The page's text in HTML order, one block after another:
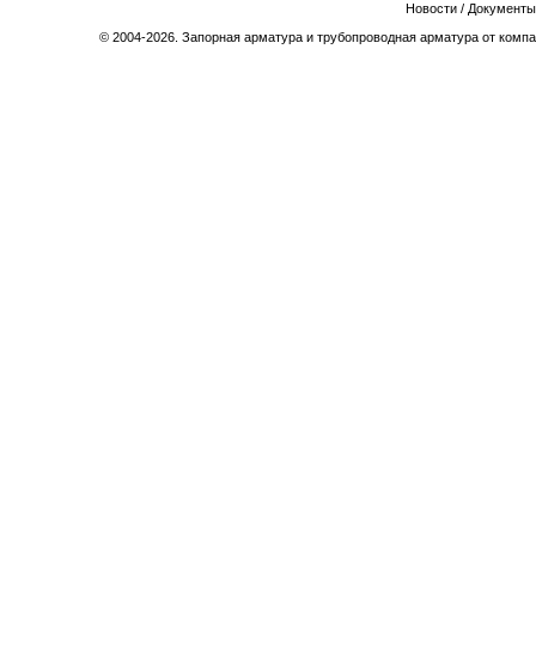
Новости / Документы
© 2004-2026. Запорная арматура и трубопроводная арматура от